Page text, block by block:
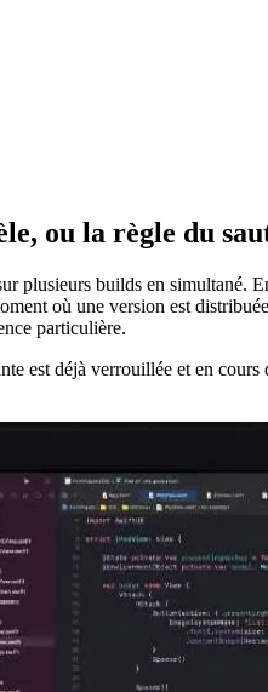
ou la règle du
plusieurs builds en simultané.
où une version est
particulière.
est déjà verrouillée et en